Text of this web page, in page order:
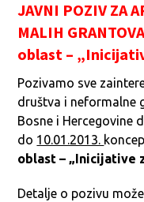
JAVNI POZIV ZA
MALIH
oblast –
Pozivamo sve
društva i neformalne
Bosne i Hercegovine
do 10.01.2013.
oblast – „Inicijative
Detalje o pozivu